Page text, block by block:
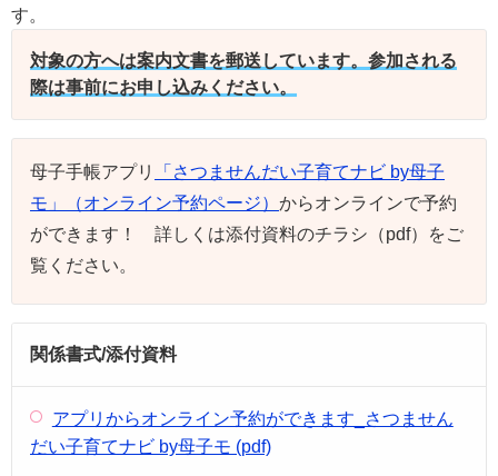
す。
対象の方へは案内文書を郵送しています。参加される
際は事前にお申し込みください。
母子手帳アプリ
「さつませんだい子育てナビ by母子
モ」（オンライン予約ページ） からオンラインで予約
ができます！ 詳しくは添付資料のチラシ（pdf）をご
覧ください。
関係書式/添付資料
アプリからオンライン予約ができます_さつません
だい子育てナビ by母子モ (pdf)